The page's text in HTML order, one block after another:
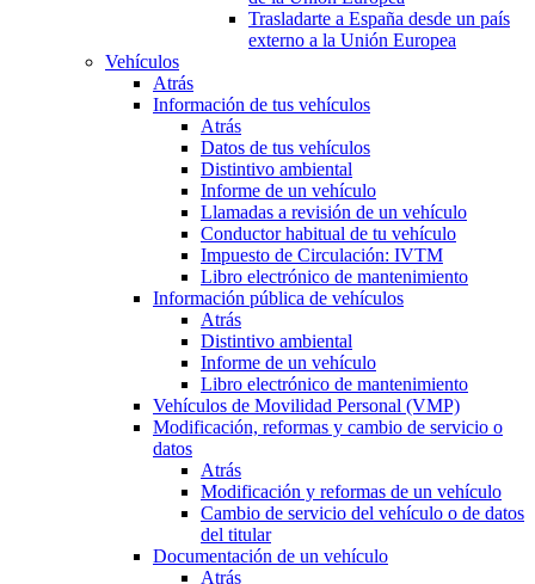
Trasladarte a España desde un país
externo a la Unión Europea
Vehículos
Atrás
Información de tus vehículos
Atrás
Datos de tus vehículos
Distintivo ambiental
Informe de un vehículo
Llamadas a revisión de un vehículo
Conductor habitual de tu vehículo
Impuesto de Circulación: IVTM
Libro electrónico de mantenimiento
Información pública de vehículos
Atrás
Distintivo ambiental
Informe de un vehículo
Libro electrónico de mantenimiento
Vehículos de Movilidad Personal (VMP)
Modificación, reformas y cambio de servicio o
datos
Atrás
Modificación y reformas de un vehículo
Cambio de servicio del vehículo o de datos
del titular
Documentación de un vehículo
Atrás